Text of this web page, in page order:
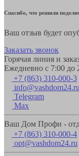
Спасибо, что решили
Ваш отзыв будет
Заказать звонок
Горячая линия и
Ежедневно с 7:00 до
+7 (863) 310-000-3
info@vashdom24.ru
Telegram
Max
Ваш Дом Профи -
+7 (863) 310-000-4
opt@vashdom24.ru